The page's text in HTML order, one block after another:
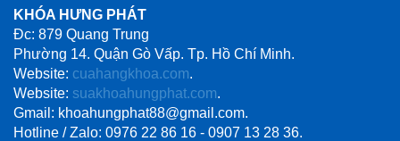
KHÓA HƯNG PHÁT
Đc: 879 Quang Trung
Phường 14. Quận Gò Vấp. Tp. Hồ Chí Minh.
Website: cuahangkhoa.com.
Website: suakhoahungphat.com.
Gmail: khoahungphat88@gmail.com.
Hotline / Zalo: 0976 22 86 16 - 0907 13 28 36.